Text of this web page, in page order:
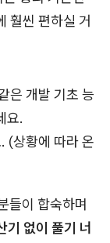
훨씬 편하실 거
은 개발 기초 능
요.
(상황에 따라 온
들이 합숙하며
기 없이 풀기 너